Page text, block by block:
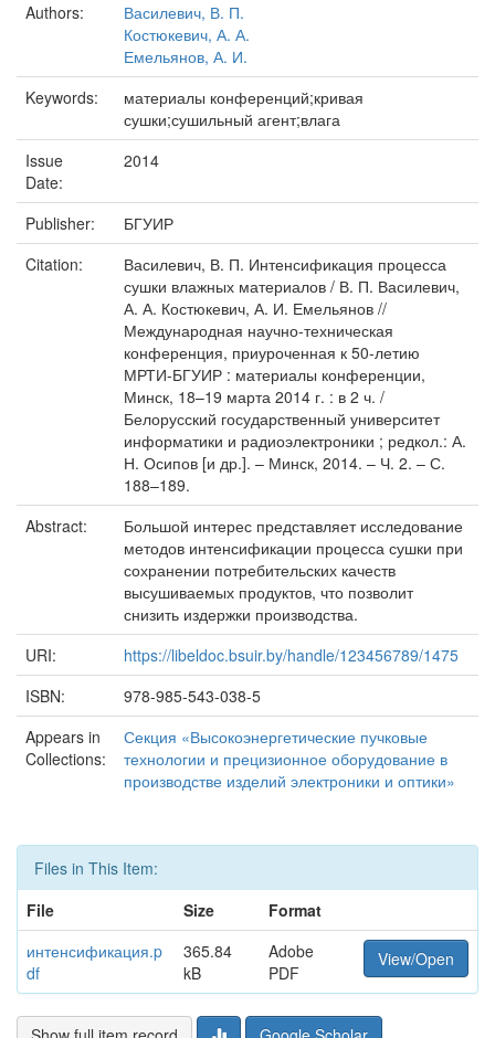
Authors:
Василевич, В. П.
Костюкевич, А. А.
Емельянов, А. И.
Keywords:
материалы конференций;кривая
сушки;сушильный агент;влага
Issue
Date:
2014
Publisher:
БГУИР
Citation:
Василевич, В. П. Интенсификация процесса
сушки влажных материалов / В. П. Василевич,
А. А. Костюкевич, А. И. Емельянов //
Международная научно-техническая
конференция, приуроченная к 50-летию
МРТИ-БГУИР : материалы конференции,
Минск, 18–19 марта 2014 г. : в 2 ч. /
Белорусский государственный университет
информатики и радиоэлектроники ; редкол.: А.
Н. Осипов [и др.]. – Минск, 2014. – Ч. 2. – С.
188–189.
Abstract:
Большой интерес представляет исследование
методов интенсификации процесса сушки при
сохранении потребительских качеств
высушиваемых продуктов, что позволит
снизить издержки производства.
URI:
https://libeldoc.bsuir.by/handle/123456789/1475
ISBN:
978-985-543-038-5
Appears in
Collections:
Секция «Высокоэнергетические пучковые
технологии и прецизионное оборудование в
производстве изделий электроники и оптики»
Files in This Item:
File
Size
Format
интенсификация.p
df
365.84
kB
Adobe
PDF
View/Open